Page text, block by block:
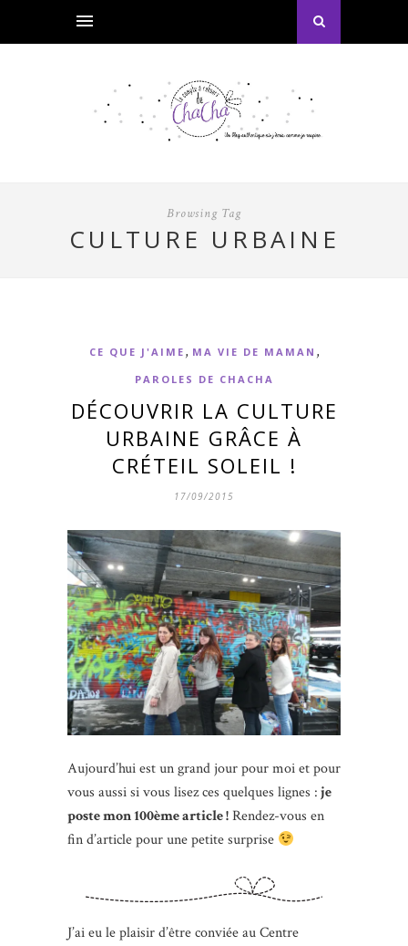
Browsing Tag
CULTURE URBAINE
CE QUE J'AIME , MA VIE DE MAMAN ,
PAROLES DE CHACHA
DÉCOUVRIR LA CULTURE
URBAINE GRÂCE À
CRÉTEIL SOLEIL !
17/09/2015
Aujourd’hui est un grand jour pour moi et pour
vous aussi si vous lisez ces quelques lignes :je
poste mon 100ème article !Rendez-vous en
fin d’article pour une petite surprise
J’ai eu le plaisir d’être conviée au Centre